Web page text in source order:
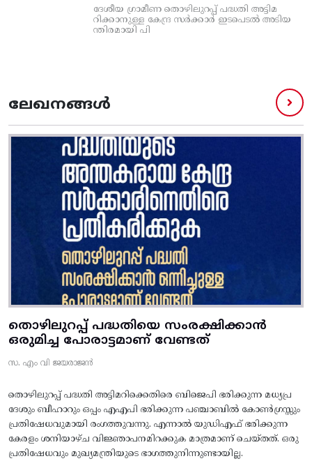
ദേശീയ ഗ്രാമീണ തൊഴിലുറപ്പ്‌ പദ്ധതി അട്ടിമ
റിക്കാനുള്ള കേന്ദ്ര സര്‍ക്കാര്‍ ഇടപെടല്‍ അടിയ
ന്തിരമായി പി
ലേഖനങ്ങൾ
തൊഴിലുറപ്പ് പദ്ധതിയെ സംരക്ഷിക്കാൻ
ഒരുമിച്ച പോരാട്ടമാണ് വേണ്ടത്
സ. എം വി ജയരാജൻ
തൊഴിലുറപ്പ് പദ്ധതി അട്ടിമറിക്കെതിരെ ബിജെപി ഭരിക്കുന്ന മധ്യപ്ര
ദേശും ബീഹാറും ഒപ്പം എഎപി ഭരിക്കുന്ന പഞ്ചാബിൽ കോൺഗ്രസ്സും
പ്രതിഷേധവുമായി രംഗത്തുവന്നു. എന്നാൽ യുഡിഎഫ് ഭരിക്കുന്ന
കേരളം ശനിയാഴ്ച വിജ്ഞാപനമിറക്കുക മാത്രമാണ് ചെയ്തത്. ഒരു
പ്രതിഷേധവും മുഖ്യമന്ത്രിയുടെ ഭാഗത്തുനിന്നുണ്ടായില്ല.